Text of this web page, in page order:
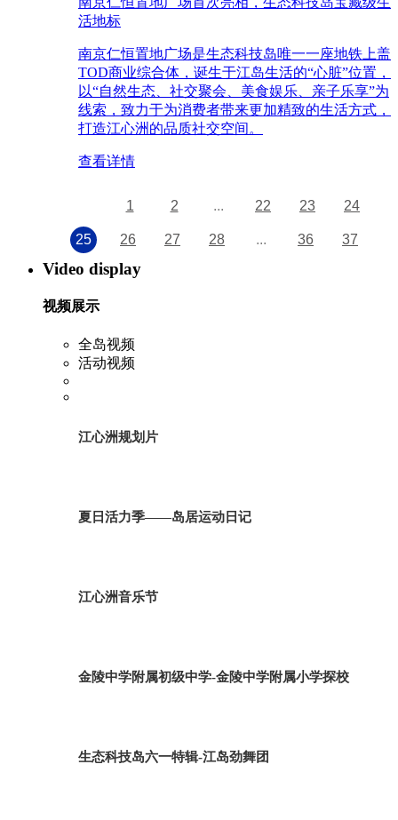
活地标
南京仁恒置地广场是生态科技岛唯一一座地铁上盖
TOD商业综合体，诞生于江岛生活的“心脏”位置，
以“自然生态、社交聚会、美食娱乐、亲子乐享”为
线索，致力于为消费者带来更加精致的生活方式，
打造江心洲的品质社交空间。
查看详情
1 2 ... 22 23 24
25 26 27 28 ... 36 37
Video display
视频展示
全岛视频
活动视频
江心洲规划片
夏日活力季——岛居运动日记
江心洲音乐节
金陵中学附属初级中学-金陵中学附属小学探校
生态科技岛六一特辑-江岛劲舞团